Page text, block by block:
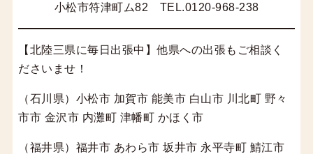
小松市符津町ム82 TEL.0120-968-238
【北陸三県に毎日出張中】他県への出張もご相談く
ださいませ！
（石川県）小松市 加賀市 能美市 白山市 川北町 野々
市市 金沢市 内灘町 津幡町 かほく市
（福井県）福井市 あわら市 坂井市 永平寺町 鯖江市